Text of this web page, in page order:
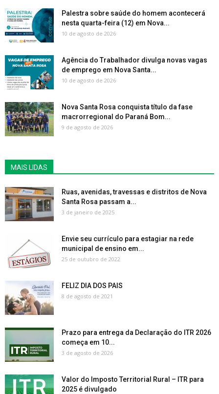
Palestra sobre saúde do homem acontecerá
nesta quarta-feira (12) em Nova...
10 de agosto de 2026
Agência do Trabalhador divulga novas vagas
de emprego em Nova Santa...
10 de agosto de 2026
Nova Santa Rosa conquista título da fase
macrorregional do Paraná Bom...
9 de agosto de 2026
MAIS LIDAS
Ruas, avenidas, travessas e distritos de Nova
Santa Rosa passam a...
3 de janeiro de 2025
Envie seu currículo para estagiar na rede
municipal de ensino em...
25 de outubro de 2022
FELIZ DIA DOS PAIS
8 de agosto de 2021
Prazo para entrega da Declaração do ITR 2026
começa em 10...
3 de agosto de 2026
Valor do Imposto Territorial Rural – ITR para
2025 é divulgado